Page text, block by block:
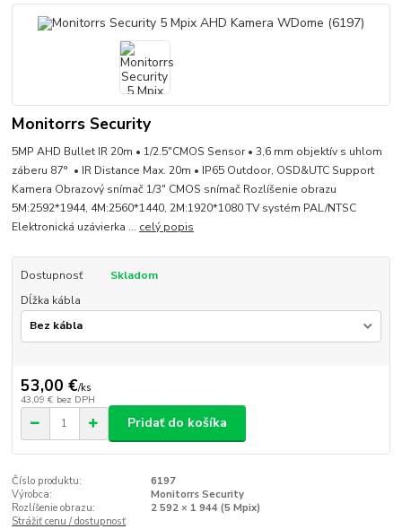
Monitorrs Security
5MP AHD Bullet IR 20m • 1/2.5"CMOS Sensor • 3,6 mm objektív s uhlom
záberu 87° • IR Distance Max. 20m • IP65 Outdoor, OSD&UTC Support
Kamera Obrazový snímač 1/3" CMOS snímač Rozlíšenie obrazu
5M:2592*1944, 4M:2560*1440, 2M:1920*1080 TV systém PAL/NTSC
Elektronická uzávierka ... celý popis
Dostupnosť
Skladom
Dĺžka kábla
53,00 €/ks
43,09 € bez DPH
Pridať do košíka
Číslo produktu:
6197
Výrobca:
Monitorrs Security
Rozlíšenie obrazu:
2 592 × 1 944 (5 Mpix)
Strážiť cenu / dostupnosť